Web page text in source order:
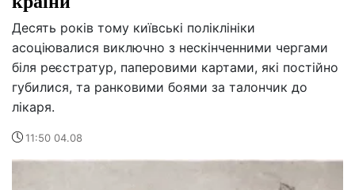
Десять років тому київські поліклініки
асоціювалися виключно з нескінченними чергами
біля реєстратур, паперовими картами, які постійно
губилися, та ранковими боями за талончик до
лікаря.
11:50 04.08